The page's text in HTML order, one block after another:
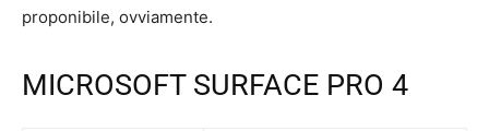
proponibile, ovviamente.
MICROSOFT SURFACE PRO 4